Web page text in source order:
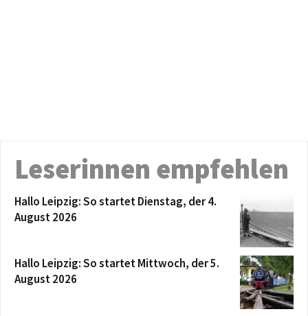
Leserinnen empfehlen
Hallo Leipzig: So startet Dienstag, der 4.
August 2026
Hallo Leipzig: So startet Mittwoch, der 5.
August 2026